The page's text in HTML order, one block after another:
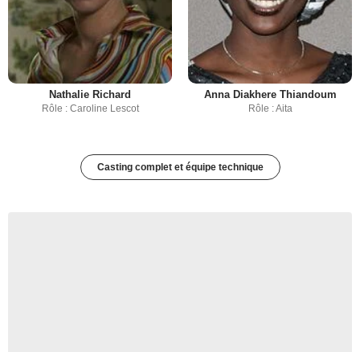
Nathalie Richard
Rôle : Caroline Lescot
Anna Diakhere Thiandoum
Rôle : Aita
Casting complet et équipe technique